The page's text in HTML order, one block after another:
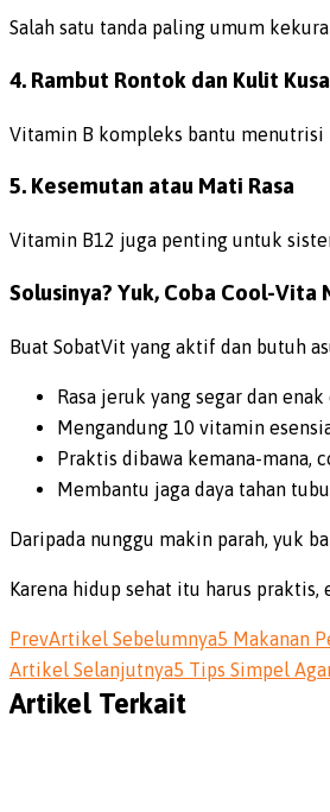
Salah satu tanda paling umum
4. Rambut Rontok dan Kulit
Vitamin B kompleks bantu
5. Kesemutan atau Mati Rasa
Vitamin B12 juga penting untuk
Solusinya? Yuk, Coba Cool-
Buat SobatVit yang aktif dan butuh
Rasa jeruk yang segar dan
Mengandung 10 vitamin
Praktis dibawa kemana-mana,
Membantu jaga daya tahan
Daripada nunggu makin parah, yuk
Karena hidup sehat itu harus praktis,
PrevArtikel Sebelumnya5 Makanan
Artikel Selanjutnya5 Tips Simpel
Artikel Terkait